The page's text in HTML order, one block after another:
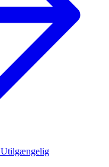
Utilgængelig